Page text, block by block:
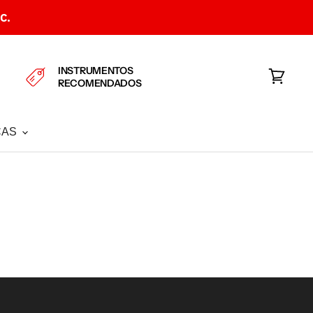
INSTRUMENTOS
RECOMENDADOS